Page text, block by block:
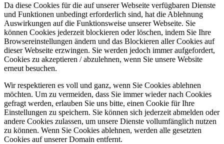
Da diese Cookies für die auf unserer Webseite verfügbaren Dienste
und Funktionen unbedingt erforderlich sind, hat die Ablehnung
Auswirkungen auf die Funktionsweise unserer Webseite. Sie
können Cookies jederzeit blockieren oder löschen, indem Sie Ihre
Browsereinstellungen ändern und das Blockieren aller Cookies auf
dieser Webseite erzwingen. Sie werden jedoch immer aufgefordert,
Cookies zu akzeptieren / abzulehnen, wenn Sie unsere Website
erneut besuchen.
Wir respektieren es voll und ganz, wenn Sie Cookies ablehnen
möchten. Um zu vermeiden, dass Sie immer wieder nach Cookies
gefragt werden, erlauben Sie uns bitte, einen Cookie für Ihre
Einstellungen zu speichern. Sie können sich jederzeit abmelden oder
andere Cookies zulassen, um unsere Dienste vollumfänglich nutzen
zu können. Wenn Sie Cookies ablehnen, werden alle gesetzten
Cookies auf unserer Domain entfernt.